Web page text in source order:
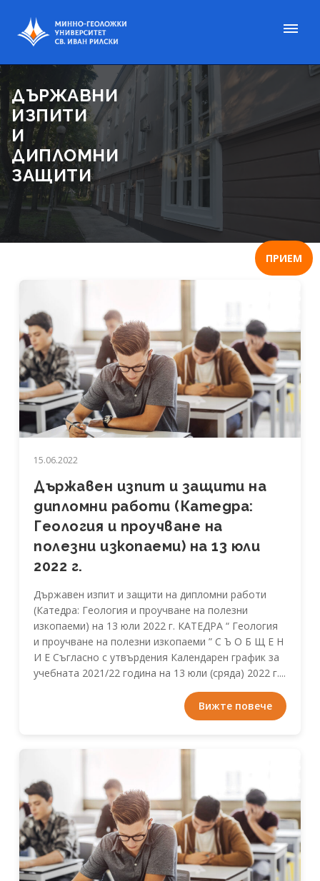
ПРИЕМ
ДЪРЖАВНИ
ИЗПИТИ
И
ДИПЛОМНИ
ЗАЩИТИ
15.06.2022
Държавен изпит и защити на
дипломни работи (Катедра:
Геология и проучване на
полезни изкопаеми) на 13 юли
2022 г.
Държавен изпит и защити на дипломни работи
(Катедра: Геология и проучване на полезни
изкопаеми) на 13 юли 2022 г. КАТЕДРА “ Геология
и проучване на полезни изкопаеми ” С Ъ О Б Щ Е Н
И Е Съгласно с утвърдения Календарен график за
учебната 2021/22 година на 13 юли (сряда) 2022 г....
Вижте повече